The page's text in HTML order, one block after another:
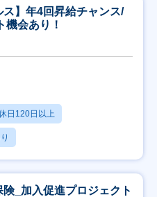
ス】年4回昇給チャンス/
機会あり！
日120日以上
険_加入促進プロジェクト